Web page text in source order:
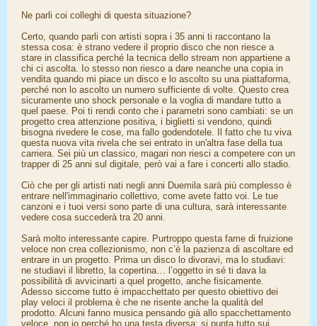
Ne parli coi colleghi di questa situazione?
Certo, quando parli con artisti sopra i 35 anni ti raccontano la
stessa cosa: è strano vedere il proprio disco che non riesce a
stare in classifica perché la tecnica dello stream non appartiene a
chi ci ascolta. Io stesso non riesco a dare neanche una copia in
vendita quando mi piace un disco e lo ascolto su una piattaforma,
perché non lo ascolto un numero sufficiente di volte. Questo crea
sicuramente uno shock personale e la voglia di mandare tutto a
quel paese. Poi ti rendi conto che i parametri sono cambiati: se un
progetto crea attenzione positiva, i biglietti si vendono, quindi
bisogna rivedere le cose, ma fallo godendotele. Il fatto che tu viva
questa nuova vita rivela che sei entrato in un'altra fase della tua
carriera. Sei più un classico, magari non riesci a competere con un
trapper di 25 anni sul digitale, però vai a fare i concerti allo stadio.
Ciò che per gli artisti nati negli anni Duemila sarà più complesso è
entrare nell'immaginario collettivo, come avete fatto voi. Le tue
canzoni e i tuoi versi sono parte di una cultura, sarà interessante
vedere cosa succederà tra 20 anni.
Sarà molto interessante capire. Purtroppo questa fame di fruizione
veloce non crea collezionismo, non c’è la pazienza di ascoltare ed
entrare in un progetto. Prima un disco lo divoravi, ma lo studiavi:
ne studiavi il libretto, la copertina… l’oggetto in sé ti dava la
possibilità di avvicinarti a quel progetto, anche fisicamente.
Adesso siccome tutto è impacchettato per questo obiettivo dei
play veloci il problema è che ne risente anche la qualità del
prodotto. Alcuni fanno musica pensando già allo spacchettamento
veloce, non io perché ho una testa diversa: si punta tutto sui